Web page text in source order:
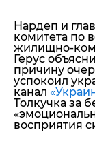
Нардеп и
комитета по
жилищно-
Герус
причину
успокоил
канал
Толкучка за
восприятия